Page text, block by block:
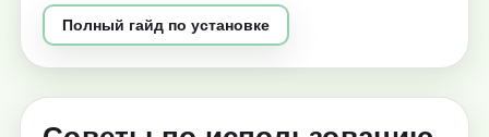
Полный гайд по установке